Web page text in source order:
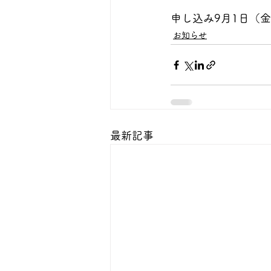
申し込み9月1日（
お知らせ
最新記事